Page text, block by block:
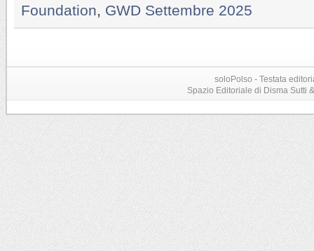
Foundation, GWD Settembre 2025
soloPolso - Testata
Spazio Editoriale di Disma Sutti